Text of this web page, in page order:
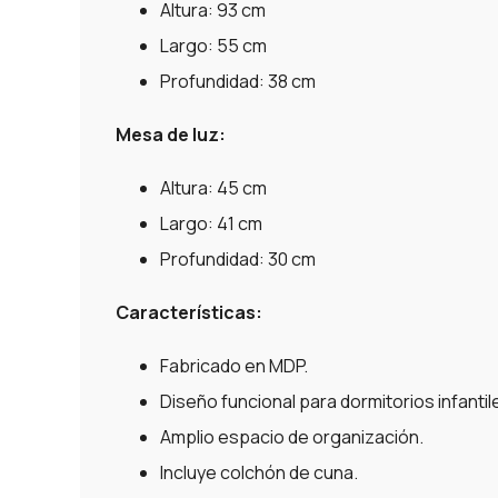
Altura: 93 cm
Largo: 55 cm
Profundidad: 38 cm
Mesa de luz:
Altura: 45 cm
Largo: 41 cm
Profundidad: 30 cm
Características:
Fabricado en MDP.
Diseño funcional para dormitorios
Amplio espacio de organización.
Incluye colchón de cuna.